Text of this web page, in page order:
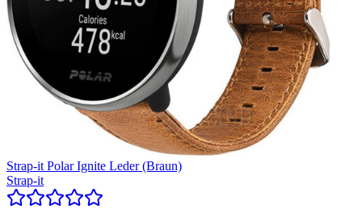
Strap-it Polar Ignite Leder (Braun)
Strap-it